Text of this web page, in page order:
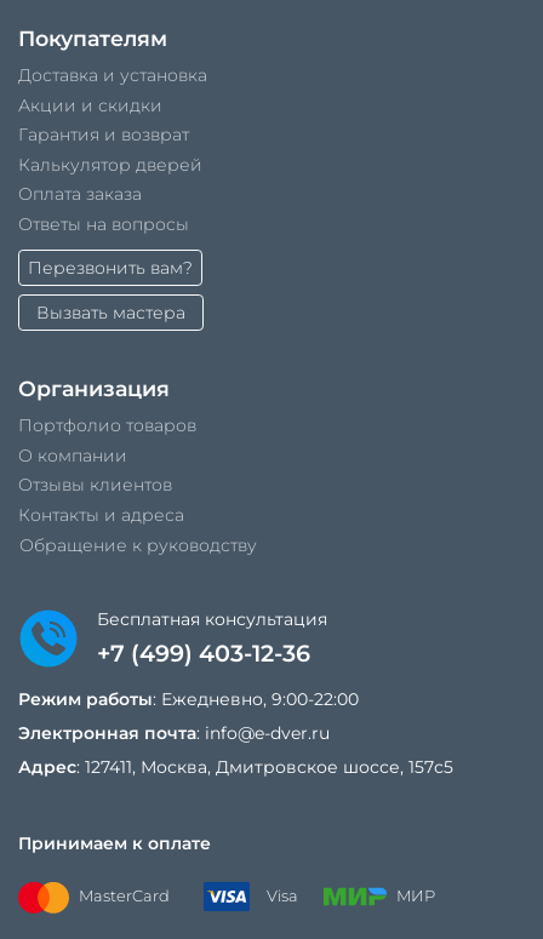
Покупателям
Доставка и установка
Акции и скидки
Гарантия и возврат
Калькулятор дверей
Оплата заказа
Ответы на вопросы
Перезвонить вам?
Вызвать мастера
Организация
Портфолио товаров
О компании
Отзывы клиентов
Контакты и адреса
Обращение к руководству
Бесплатная консультация
+7 (499) 403-12-36
Режим работы: Ежедневно, 9:00-22:00
Электронная почта: info@e-dver.ru
Адрес: 127411, Москва, Дмитровское шоссе, 157с5
Принимаем к оплате
MasterCard Visa МИР